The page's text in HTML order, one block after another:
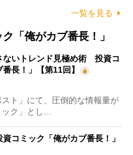
一覧を見る
「俺がカブ番長！」
ないトレンド見極め術 投資コ
長！」【第11回】
ト」にて、圧倒的な情報量が
ック」とし…
コミック「俺がカブ番長！」